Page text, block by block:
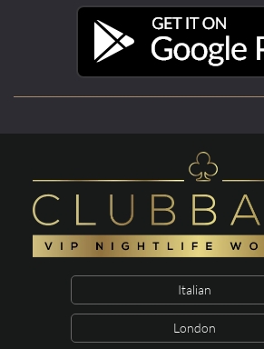
Italian
London